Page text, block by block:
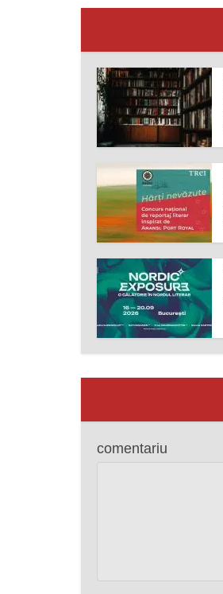
comentariu